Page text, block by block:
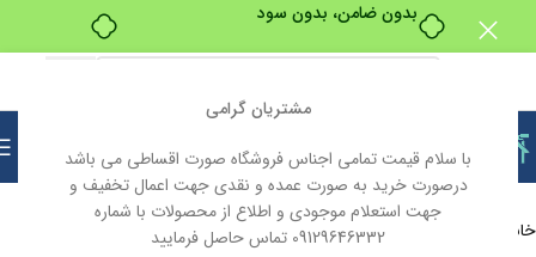
مشتریان گرامی
با سلام قیمت تمامی اجناس فروشگاه صورت اقساطی می باشد
درصورت خرید به صورت عمده و نقدی جهت اعمال تخفیف و
جهت استعلام موجودی و اطلاع از محصولات با شماره
09129646332 تماس حاصل فرمایید
بدون ضامن، بدون سود
خانه ابزار آلات ابزار آلات دستی